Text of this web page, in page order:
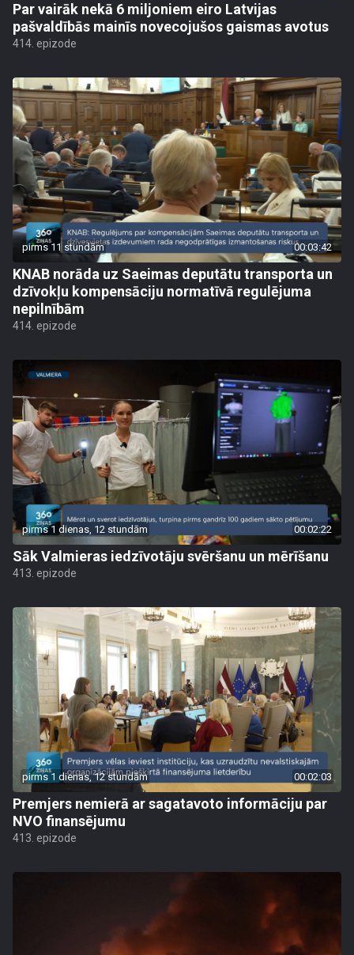
Par vairāk nekā 6 miljoniem eiro Latvijas
pašvaldībās mainīs novecojušos gaismas avotus
414. epizode
pirms 11 stundām 00:03:42
KNAB norāda uz Saeimas deputātu transporta un
dzīvokļu kompensāciju normatīvā regulējuma
nepilnībām
414. epizode
pirms 1 dienas, 12 stundām 00:02:22
Sāk Valmieras iedzīvotāju svēršanu un mērīšanu
413. epizode
pirms 1 dienas, 12 stundām 00:02:03
Premjers nemierā ar sagatavoto informāciju par
NVO finansējumu
413. epizode